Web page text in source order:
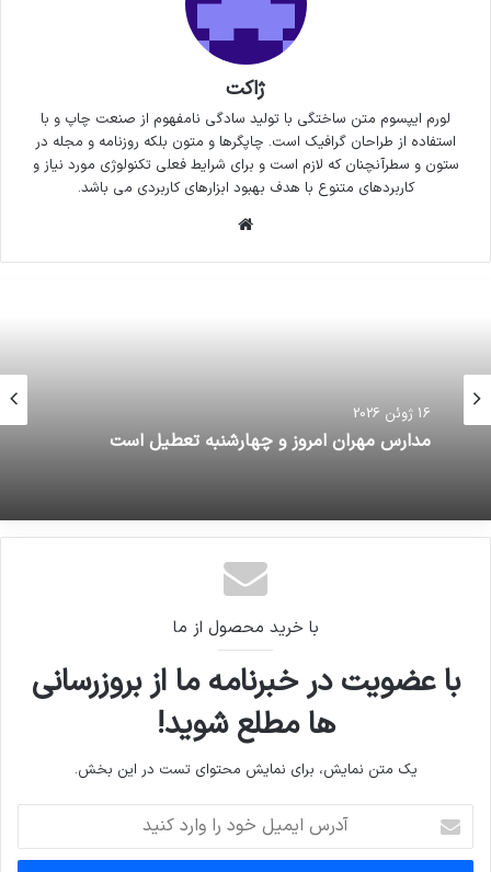
ژاکت
لورم ایپسوم متن ساختگی با تولید سادگی نامفهوم از صنعت چاپ و با
استفاده از طراحان گرافیک است. چاپگرها و متون بلکه روزنامه و مجله در
ستون و سطرآنچنان که لازم است و برای شرایط فعلی تکنولوژی مورد نیاز و
کاربردهای متنوع با هدف بهبود ابزارهای کاربردی می باشد.
16 ژوئن 2026
مدارس مهران امروز و چهارشنبه تعطیل است
با خرید محصول از ما
با عضویت در خبرنامه ما از بروزرسانی
ها مطلع شوید!
یک متن نمایش، برای نمایش محتوای تست در این بخش.
ایمیل
خود